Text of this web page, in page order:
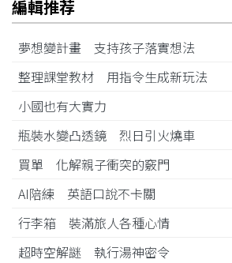
編輯推荐
夢想變計畫 支持孩子落實想法
整理課堂教材 用指令生成新玩法
小國也有大實力
瓶裝水變凸透鏡 烈日引火燒車
買單 化解親子衝突的竅門
AI陪練 英語口說不卡關
行李箱 裝滿旅人各種心情
超時空解謎 執行湯神密令